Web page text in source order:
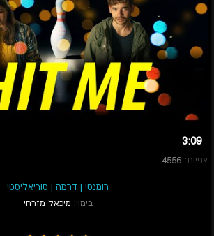
3:09
צפיות: 4556
רומנטי | דרמה | סוריאליסטי
בימוי: מיכאל מזרחי